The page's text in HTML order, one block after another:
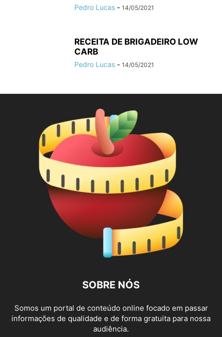
Pedro Lucas - 14/05/2021
RECEITA DE BRIGADEIRO LOW
CARB
Pedro Lucas - 14/05/2021
SOBRE NÓS
Somos um portal de conteúdo online focado em passar
informações de qualidade e de forma gratuita para nossa
audiência.